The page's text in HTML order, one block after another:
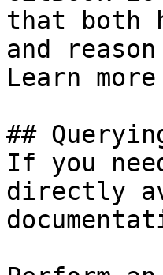
that both
and
Learn
##
If you
directly